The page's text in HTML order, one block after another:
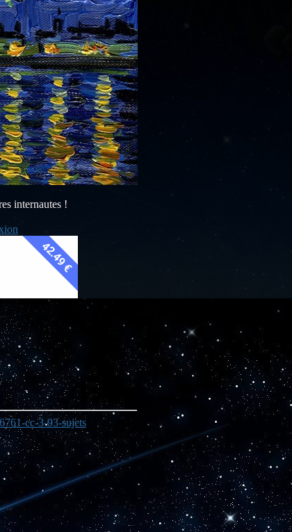
internautes !
42.49 €
cc-3-93-sujets